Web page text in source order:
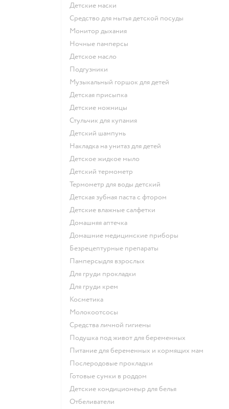
детские маски
средство для мытья детской посуды
монитор дыхания
ночные памперсы
детское масло
подгузники
музыкальный горшок для детей
детская присыпка
детские ножницы
стульчик для купания
детский шампунь
накладка на унитаз для детей
детское жидкое мыло
детский термометр
термометр для воды детский
детская зубная паста с фтором
детские влажные салфетки
домашняя аптечка
домашние медицинские приборы
безрецептурные препараты
памперсыдля взрослых
для груди прокладки
для груди крем
косметика
Молокоотсосы
средства личной гигиены
подушка под живот для беременных
питание для беременных и кормящих мам
послеродовые прокладки
готовые сумки в роддом
детские кондиционеыр для белья
отбеливатели